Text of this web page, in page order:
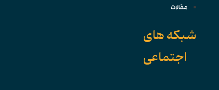
مقالات
شبکه های
اجتماعی